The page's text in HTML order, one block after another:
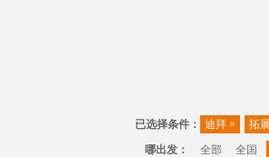
已选择条件： 迪拜 × 拓展
哪出发：
全部 全国